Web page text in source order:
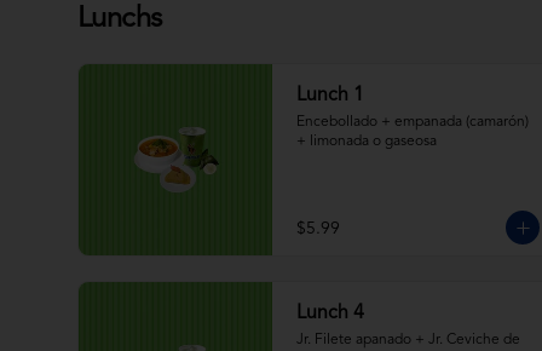
Lunchs
Lunch 1
Encebollado + empanada (camarón)
+ limonada o gaseosa
$5.99
Lunch 4
Jr. Filete apanado + Jr. Ceviche de